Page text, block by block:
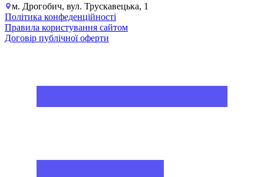
м. Дрогобич, вул. Трускавецька, 1
Політика конфеденційності
Правила користування сайтом
Договір публічної оферти